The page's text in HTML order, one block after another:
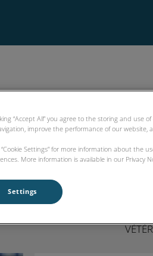
de la Tremblade
Dr Marine
“Accept All” you agree to the storing and use
improve the performance of our website,
“Cookie Settings” for more information about the
More information is available in our Privacy
Settings